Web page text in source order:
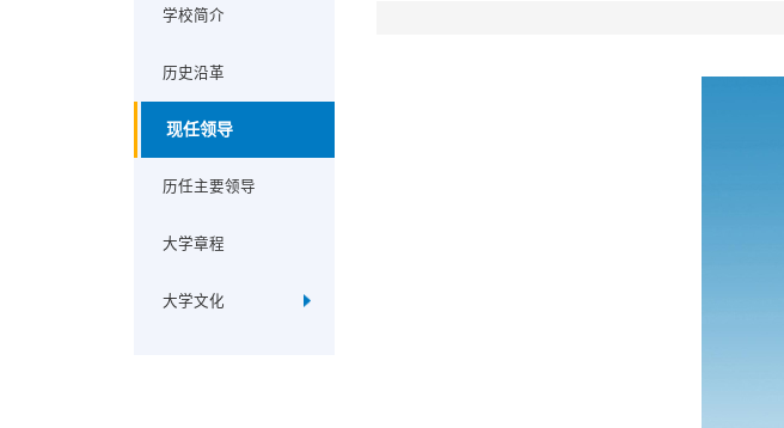
学校简介
历史沿革
现任领导
历任主要领导
大学章程
大学文化